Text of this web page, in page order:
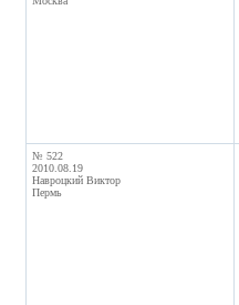
№ 522
2010.08.19
Навроцкий Виктор
Пермь